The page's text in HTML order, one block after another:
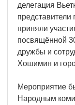
делегация
представители
приняли
посвящённой
дружбы и
Хошимин и
Мероприятие
Народным